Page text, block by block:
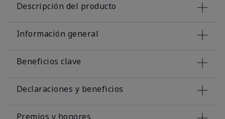
Descripción del producto
Información general
Beneficios clave
Declaraciones y beneficios
Premios y honores